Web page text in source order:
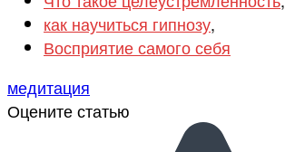
как научиться гипнозу,
Восприятие самого себя
медитация
Оцените статью